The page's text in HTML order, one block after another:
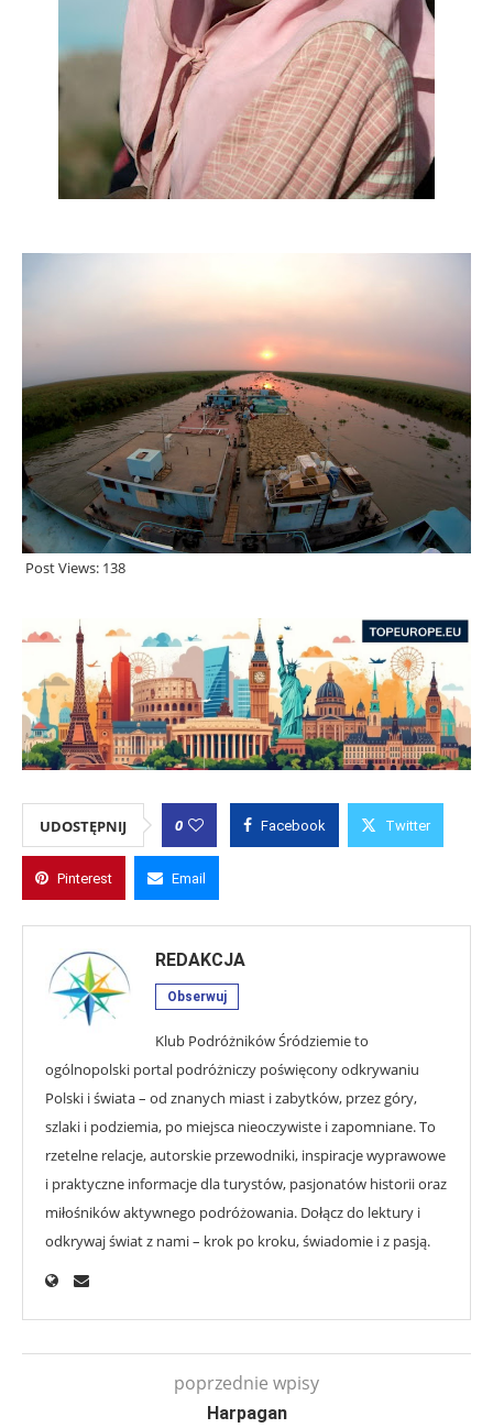
Post Views: 138
UDOSTĘPNIJ 0 Facebook Twitter
Pinterest Email
REDAKCJA
Obserwuj
Klub Podróżników Śródziemie to
ogólnopolski portal podróżniczy poświęcony odkrywaniu
Polski i świata – od znanych miast i zabytków, przez góry,
szlaki i podziemia, po miejsca nieoczywiste i zapomniane. To
rzetelne relacje, autorskie przewodniki, inspiracje wyprawowe
i praktyczne informacje dla turystów, pasjonatów historii oraz
miłośników aktywnego podróżowania. Dołącz do lektury i
odkrywaj świat z nami – krok po kroku, świadomie i z pasją.
poprzednie wpisy
Harpagan